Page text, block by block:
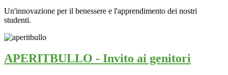
Un'innovazione per il benessere e l'apprendimento dei nostri
studenti.
APERITBULLO - Invito ai genitori